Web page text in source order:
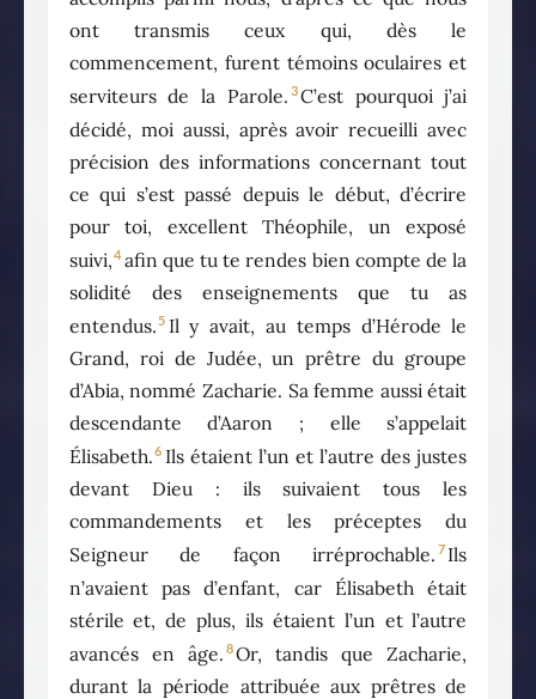
ont transmis ceux qui, dès le
commencement, furent témoins oculaires et
serviteurs de la Parole. 3C’est pourquoi j’ai
décidé, moi aussi, après avoir recueilli avec
précision des informations concernant tout
ce qui s’est passé depuis le début, d’écrire
pour toi, excellent Théophile, un exposé
suivi,4 afin que tu te rendes bien compte de la
solidité des enseignements que tu as
entendus.5 Il y avait, au temps d’Hérode le
Grand, roi de Judée, un prêtre du groupe
d’Abia, nommé Zacharie. Sa femme aussi était
descendante d’Aaron ; elle s’appelait
Élisabeth.6 Ils étaient l’un et l’autre des justes
devant Dieu : ils suivaient tous les
commandements et les préceptes du
Seigneur de façon irréprochable. 7 Ils
n’avaient pas d’enfant, car Élisabeth était
stérile et, de plus, ils étaient l’un et l’autre
avancés en âge. 8Or, tandis que Zacharie,
durant la période attribuée aux prêtres de